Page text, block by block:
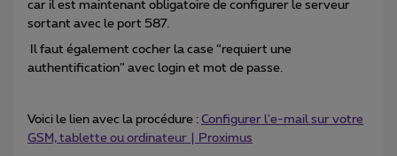
car il est maintenant obligatoire de configurer le serveur
sortant avec le port 587.
Il faut également cocher la case “requiert une
authentification” avec login et mot de passe.
Voici le lien avec la procédure : Configurer l'e-mail sur votre
GSM, tablette ou ordinateur | Proximus